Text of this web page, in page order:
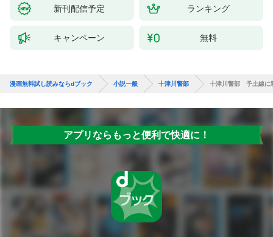
新刊配信予定 ランキング
キャンペーン 無料
漫画無料試し読みならdブック 小説一般 十津川警部 十津川警部 予土線に
アプリならもっと便利で快適に！